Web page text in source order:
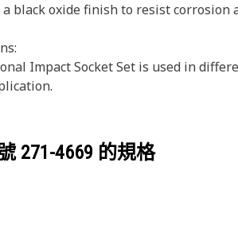
a black oxide finish to resist corrosion
Impact Socket Set is used in
271-4669 的規格